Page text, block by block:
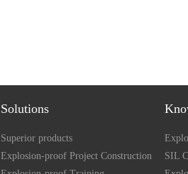
Solutions
Superior products
Explosion-proof Project Construction
SIL